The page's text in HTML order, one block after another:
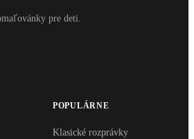
pre deti.
POPULÁRNE
Klasické rozprávky